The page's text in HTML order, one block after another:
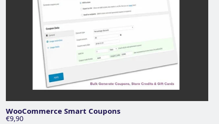
WooCommerce Smart Coupons
€9,90